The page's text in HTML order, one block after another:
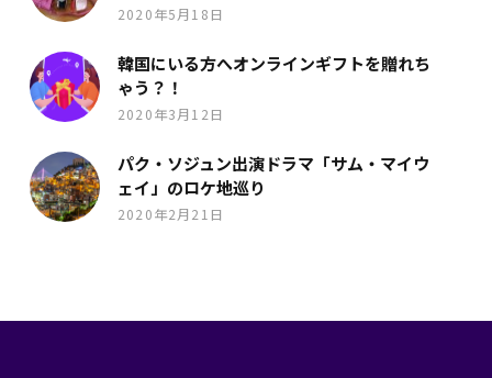
2020年5月18日
韓国にいる方へオンラインギフトを贈れち
ゃう？！
2020年3月12日
パク・ソジュン出演ドラマ「サム・マイウ
ェイ」のロケ地巡り
2020年2月21日